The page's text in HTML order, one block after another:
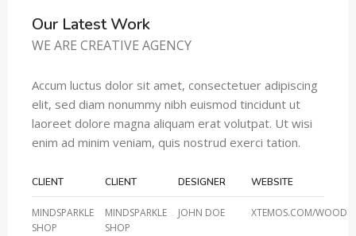
Our Latest Work
WE ARE CREATIVE AGENCY
Accum luctus dolor sit amet, consectetuer adipiscing
elit, sed diam nonummy nibh euismod tincidunt ut
laoreet dolore magna aliquam erat volutpat. Ut wisi
enim ad minim veniam, quis nostrud exerci tation.
CLIENT
MINDSPARKLE
SHOP
CLIENT
MINDSPARKLE
SHOP
DESIGNER
JOHN DOE
WEBSITE
XTEMOS.COM/WOOD